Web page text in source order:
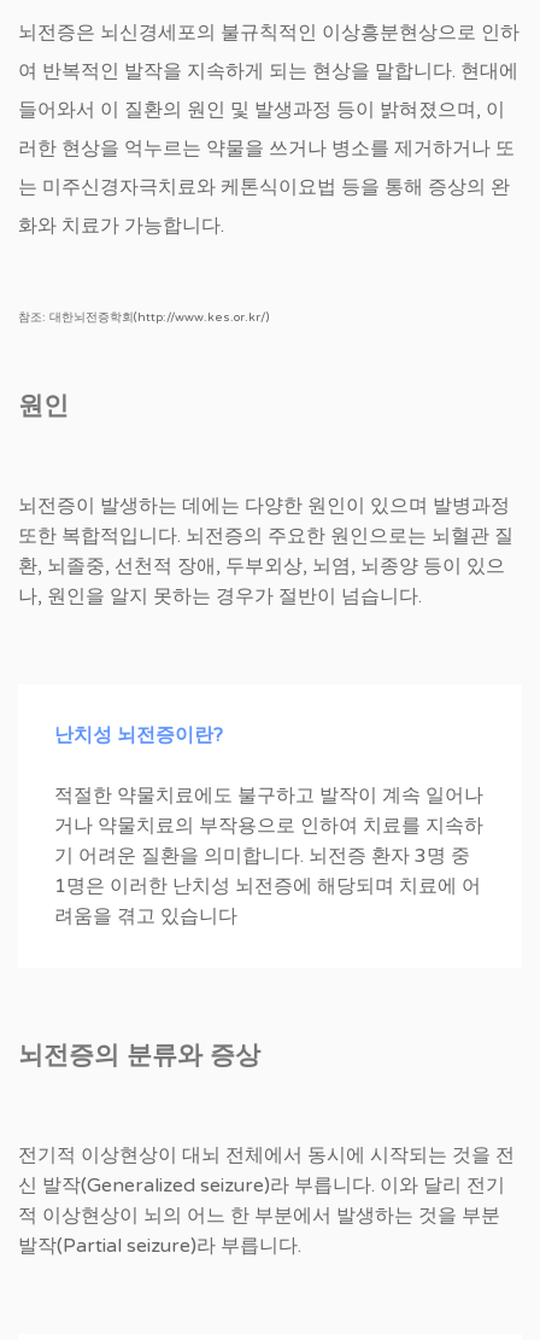
뇌전증은 뇌신경세포의 불규칙적인 이상흥분현상으로 인하
여 반복적인 발작을 지속하게 되는 현상을 말합니다. 현대에
들어와서 이 질환의 원인 및 발생과정 등이 밝혀졌으며, 이
러한 현상을 억누르는 약물을 쓰거나 병소를 제거하거나 또
는 미주신경자극치료와 케톤식이요법 등을 통해 증상의 완
화와 치료가 가능합니다.
참조: 대한뇌전증학회(http://www.kes.or.kr/)
원인
뇌전증이 발생하는 데에는 다양한 원인이 있으며 발병과정
또한 복합적입니다. 뇌전증의 주요한 원인으로는 뇌혈관 질
환, 뇌졸중, 선천적 장애, 두부외상, 뇌염, 뇌종양 등이 있으
나, 원인을 알지 못하는 경우가 절반이 넘습니다.
난치성 뇌전증이란?
적절한 약물치료에도 불구하고 발작이 계속 일어나
거나 약물치료의 부작용으로 인하여 치료를 지속하
기 어려운 질환을 의미합니다. 뇌전증 환자 3명 중
1명은 이러한 난치성 뇌전증에 해당되며 치료에 어
려움을 겪고 있습니다
뇌전증의 분류와 증상
전기적 이상현상이 대뇌 전체에서 동시에 시작되는 것을 전
신 발작(Generalized seizure)라 부릅니다. 이와 달리 전기
적 이상현상이 뇌의 어느 한 부분에서 발생하는 것을 부분
발작(Partial seizure)라 부릅니다.